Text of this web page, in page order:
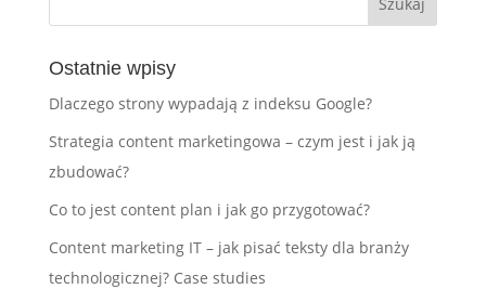
Ostatnie wpisy
Dlaczego strony wypadają z indeksu Google?
Strategia content marketingowa – czym jest i jak ją
zbudować?
Co to jest content plan i jak go przygotować?
Content marketing IT – jak pisać teksty dla branży
technologicznej? Case studies